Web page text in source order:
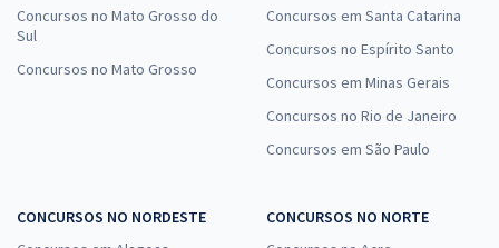
Concursos no Mato Grosso do
Sul
Concursos no Mato Grosso
Concursos em Santa Catarina
Concursos no Espírito Santo
Concursos em Minas Gerais
Concursos no Rio de Janeiro
Concursos em São Paulo
CONCURSOS NO NORDESTE
CONCURSOS NO NORTE